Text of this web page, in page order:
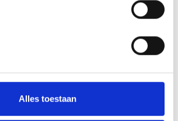
Alles toestaan